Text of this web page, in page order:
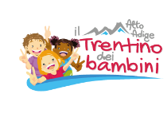
contenuto